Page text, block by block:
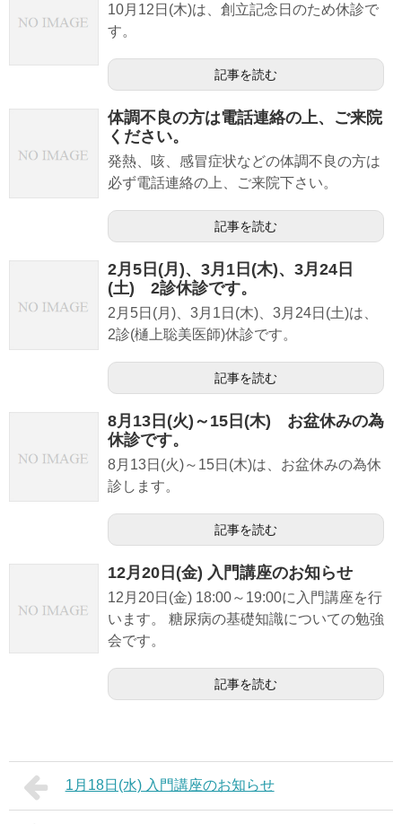
10月12日(木)は、創立記念日のため休診で
す。
記事を読む
体調不良の方は電話連絡の上、ご来院
ください。
発熱、咳、感冒症状などの体調不良の方は
必ず電話連絡の上、ご来院下さい。
記事を読む
2月5日(月)、3月1日(木)、3月24日
(土) 2診休診です。
2月5日(月)、3月1日(木)、3月24日(土)は、
2診(樋上聡美医師)休診です。
記事を読む
8月13日(火)～15日(木) お盆休みの為
休診です。
8月13日(火)～15日(木)は、お盆休みの為休
診します。
記事を読む
12月20日(金) 入門講座のお知らせ
12月20日(金) 18:00～19:00に入門講座を行
います。 糖尿病の基礎知識についての勉強
会です。
記事を読む
1月18日(水) 入門講座のお知らせ